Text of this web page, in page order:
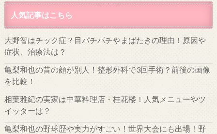
人気記事はこちら
大野智はチック症？目パチパチやまばたきの理由！原因や
症状、治療法は？
亀梨和也の昔の顔が別人！整形外科で3回手術？前後の画像
を比較！
相葉雅紀の実家は中華料理店・桂花楼！人気メニューやツ
イッターは？
亀梨和也の野球歴や実力がすごい！世界大会にも出場！野